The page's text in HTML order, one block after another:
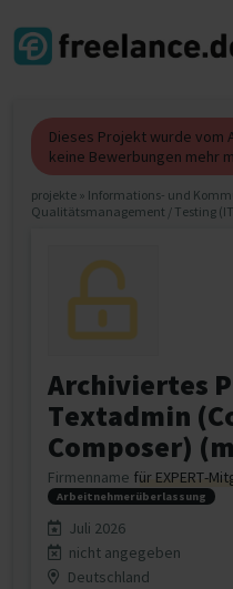
Dieses Projekt wurde vom
keine Bewerbungen mehr
projekte » Informations- und
Qualitätsmanagement / Testing
Archiviertes
Textadmin
Composer)
Firmenname für EXPERT-
Arbeitnehmerüberlassung
Juli 2026
nicht angegeben
Deutschland